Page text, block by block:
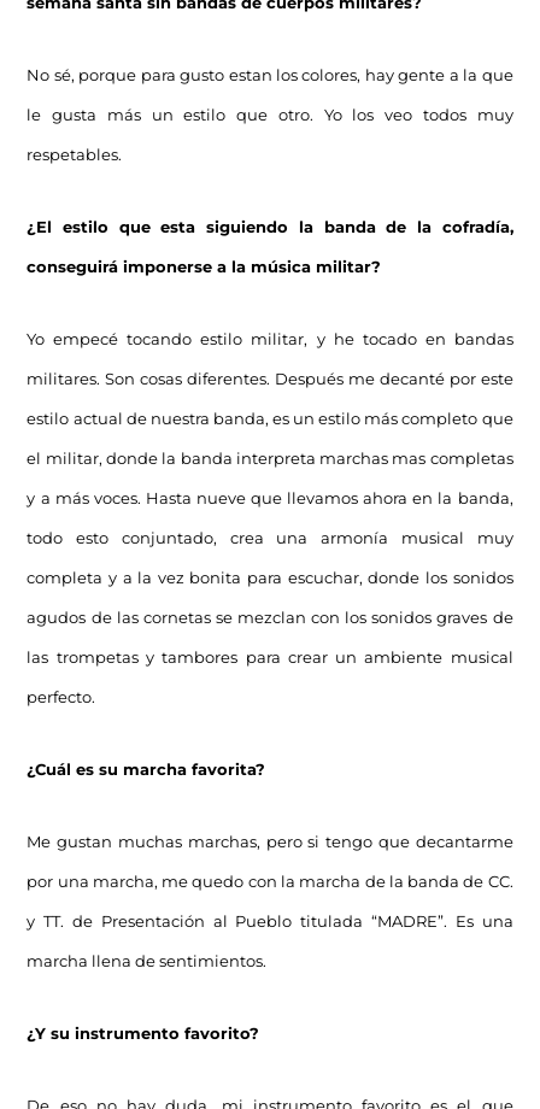
No sé, porque para gusto estan los colores, hay gente a la que
le gusta más un estilo que otro. Yo los veo todos muy
respetables.
¿El estilo que esta siguiendo la banda de la cofradía,
conseguirá imponerse a la música militar?
Yo empecé tocando estilo militar, y he tocado en bandas
militares. Son cosas diferentes. Después me decanté por este
estilo actual de nuestra banda, es un estilo más completo que
el militar, donde la banda interpreta marchas mas completas
y a más voces. Hasta nueve que llevamos ahora en la banda,
todo esto conjuntado, crea una armonía musical muy
completa y a la vez bonita para escuchar, donde los sonidos
agudos de las cornetas se mezclan con los sonidos graves de
las trompetas y tambores para crear un ambiente musical
perfecto.
¿Cuál es su marcha favorita?
Me gustan muchas marchas, pero si tengo que decantarme
por una marcha, me quedo con la marcha de la banda de CC.
y TT. de Presentación al Pueblo titulada “MADRE”. Es una
marcha llena de sentimientos.
¿Y su instrumento favorito?